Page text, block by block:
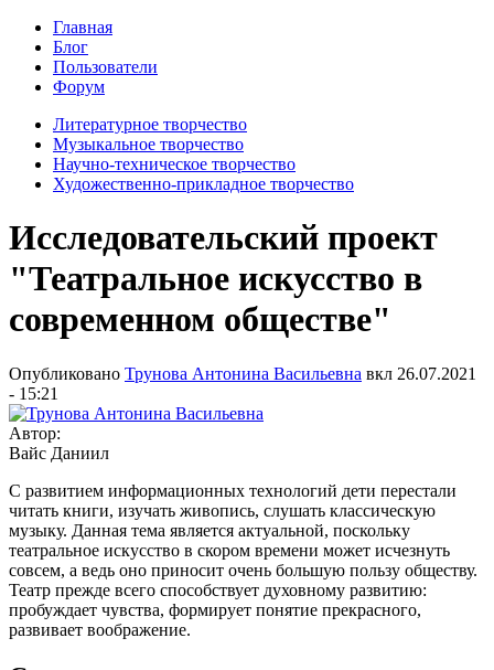
Главная
Блог
Пользователи
Форум
Литературное творчество
Музыкальное творчество
Научно-техническое творчество
Художественно-прикладное творчество
Исследовательский проект
"Театральное искусство в
современном обществе"
Опубликовано Трунова Антонина Васильевна вкл 26.07.2021
- 15:21
Автор:
Вайс Даниил
С развитием информационных технологий дети перестали
читать книги, изучать живопись, слушать классическую
музыку. Данная тема является актуальной, поскольку
театральное искусство в скором времени может исчезнуть
совсем, а ведь оно приносит очень большую пользу обществу.
Театр прежде всего способствует духовному развитию:
пробуждает чувства, формирует понятие прекрасного,
развивает воображение.